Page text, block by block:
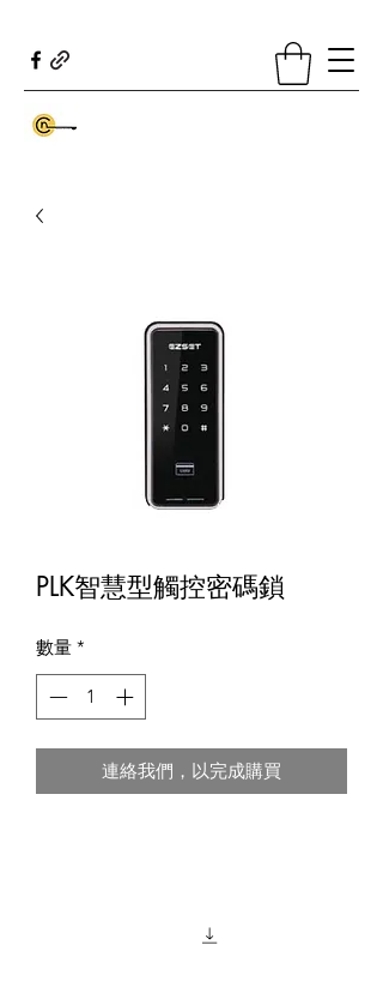
PLK智慧型觸控密碼鎖
數量 *
連絡我們，以完成購買